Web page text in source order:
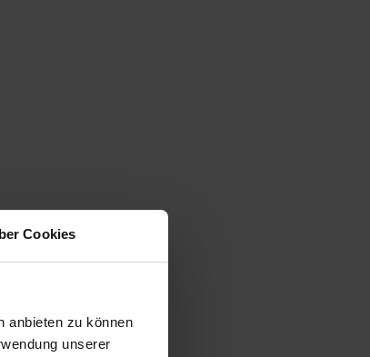
Cookies
anbieten zu können
unserer